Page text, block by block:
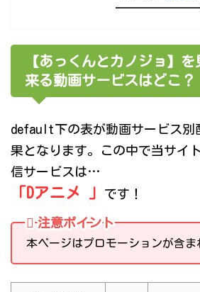
【あっくんとカノジョ】
来る動画サービスはどこ？
default下の表が動画サービス別
果となります。この中で当サイ
信サービスは…
「Dアニメ 」 です！
注意ポイント
本ページはプロモーションが含ま